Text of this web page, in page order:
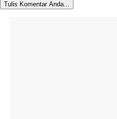
Tulis Komentar Anda...